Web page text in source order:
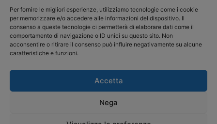
Per fornire le migliori esperienze, utilizziamo tecnologie come i cookie
per memorizzare e/o accedere alle informazioni del dispositivo. Il
consenso a queste tecnologie ci permetterà di elaborare dati come il
comportamento di navigazione o ID unici su questo sito. Non
acconsentire o ritirare il consenso può influire negativamente su alcune
caratteristiche e funzioni.
Accetta
Nega
Franchising
Negozi e centri commerciali
Edilizia
Efficientamento Energetico
Informatica ITC